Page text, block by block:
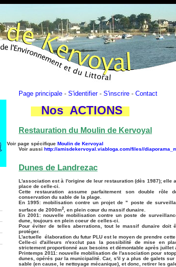
Page principale - S'identifier - S'inscrire - Contact
Nos ACTIONS
Restauration du Moulin de Kervoyal
Voir page spécifique Moulin de Kervoyal
Voir aussi http://amisdekervoyal.viabloga.com/files//
Dunes de Landrezac
L'association est à l'origine de leur restauration (dès 1987); elle
place de celle-ci.
Cette restauration assume parfaitement son double rôle
conservation du sable de la plage.
En 1995: mobilisation contre un projet de " poste de
surface de 2000m2, en plein cœur du massif dunaire.
En 2001: nouvelle mobilisation contre un poste de
dune, toujours en plein coeur de celles-ci.
Pour éviter de telles aberrations, tout le massif dunaire doit
protéger.
L'actuelle élaboration du futur PLU est le moyen de prendre cette
Celle-ci d'ailleurs n'exclut pas la possibilité de mise en
strictement proportionné aux besoins et démontable après juillet
Printemps 2011: nouvelle mobilisation de l'association pour
dunes, opérés par la municipalité. Car, s'il y a plus de galets
sable (en cause, le nettoyage mécanique), et donc, retirer les